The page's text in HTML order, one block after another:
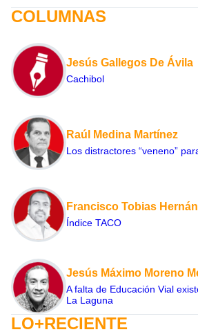
COLUMNAS
Jesús Gallegos De Ávila
Cachibol
Raúl Medina Martínez
Los distractores “veneno”
Francisco Tobias
Índice TACO
Jesús Máximo Moreno
A falta de Educación Vial
La Laguna
LO+RECIENTE